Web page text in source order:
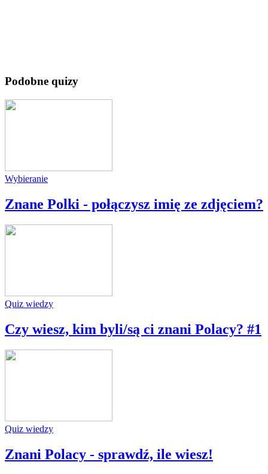
Podobne quizy
Wybieranie
Znane Polki - połączysz imię ze zdjęciem?
Quiz wiedzy
Czy wiesz, kim byli/są ci znani Polacy? #1
Quiz wiedzy
Znani Polacy - sprawdź, ile wiesz!